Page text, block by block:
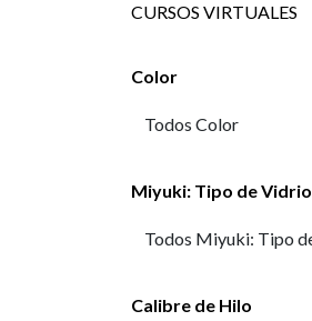
CURSOS VIRTUALES
Color
Miyuki: Tipo de Vidrio
Calibre de Hilo